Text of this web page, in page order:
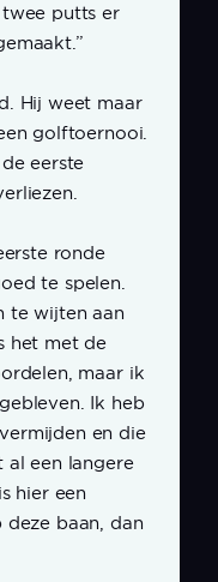
putts er
Hij weet maar
golftoernooi.
eerste
ronde
te spelen.
te wijten aan
het met de
maar ik
Ik heb
en die
al een langere
hier een
baan, dan